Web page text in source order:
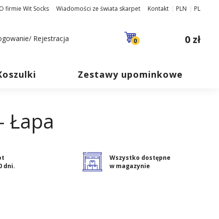
O firmie Wit Socks Wiadomości ze świata skarpet Kontakt PLN PL
Rejestracja 0 0 zł
Zestawy upominkowe
Łapa
dni.
Wszystko dostępne
w magazynie